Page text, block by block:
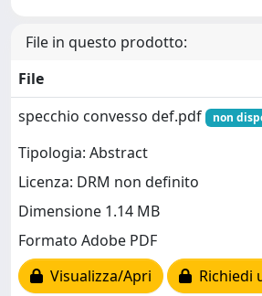
File in questo prodotto:
File
specchio convesso def.pdf
non
Tipologia: Abstract
Licenza: DRM non definito
Dimensione 1.14 MB
Formato Adobe PDF
Visualizza/Apri
Richiedi